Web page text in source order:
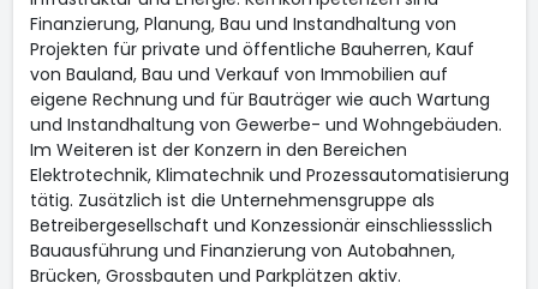
Finanzierung, Planung, Bau und Instandhaltung von
Projekten für private und öffentliche Bauherren, Kauf
von Bauland, Bau und Verkauf von Immobilien auf
eigene Rechnung und für Bauträger wie auch Wartung
und Instandhaltung von Gewerbe- und Wohngebäuden.
Im Weiteren ist der Konzern in den Bereichen
Elektrotechnik, Klimatechnik und Prozessautomatisierung
tätig. Zusätzlich ist die Unternehmensgruppe als
Betreibergesellschaft und Konzessionär einschliessslich
Bauausführung und Finanzierung von Autobahnen,
Brücken, Grossbauten und Parkplätzen aktiv.